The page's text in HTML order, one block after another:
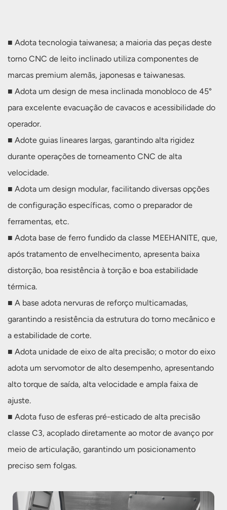
■ Adota tecnologia taiwanesa; a maioria das peças deste
torno CNC de leito inclinado utiliza componentes de
marcas premium alemãs, japonesas e taiwanesas.
■ Adota um design de mesa inclinada monobloco de 45°
para excelente evacuação de cavacos e acessibilidade do
operador.
■ Adote guias lineares largas, garantindo alta rigidez
durante operações de torneamento CNC de alta
velocidade.
■ Adota um design modular, facilitando diversas opções
de configuração específicas, como o preparador de
ferramentas, etc.
■ Adota base de ferro fundido da classe MEEHANITE, que,
após tratamento de envelhecimento, apresenta baixa
distorção, boa resistência à torção e boa estabilidade
térmica.
■ A base adota nervuras de reforço multicamadas,
garantindo a resistência da estrutura do torno mecânico e
a estabilidade de corte.
■ Adota unidade de eixo de alta precisão; o motor do eixo
adota um servomotor de alto desempenho, apresentando
alto torque de saída, alta velocidade e ampla faixa de
ajuste.
■ Adota fuso de esferas pré-esticado de alta precisão
classe C3, acoplado diretamente ao motor de avanço por
meio de articulação, garantindo um posicionamento
preciso sem folgas.